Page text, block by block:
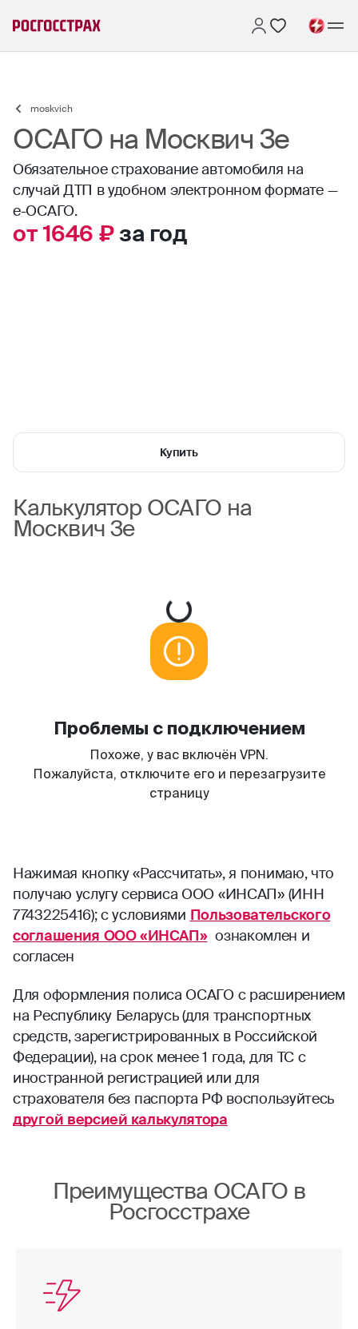
moskvich
ОСАГО на Москвич 3е
Обязательное страхование автомобиля на
случай ДТП в удобном электронном формате —
е-ОСАГО.
от 1646 ₽за год
Купить
Калькулятор ОСАГО на
Москвич 3е
Нажимая кнопку «Рассчитать», я понимаю, что
получаю услугу сервиса ООО «ИНСАП» (ИНН
7743225416); с условиями Пользовательского
соглашения ООО «ИНСАП» ознакомлен и
согласен
Для оформления полиса ОСАГО с расширением
на Республику Беларусь (для транспортных
средств, зарегистрированных в Российской
Федерации), на срок менее 1 года, для ТС с
иностранной регистрацией или для
страхователя без паспорта РФ воспользуйтесь
другой версией калькулятора
Преимущества ОСАГО в
Росгосстрахе